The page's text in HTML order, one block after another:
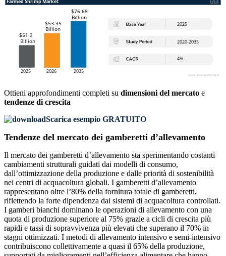
Ottieni approfondimenti completi su dimensioni del mercato e
tendenze di crescita
Scarica esempio GRATUITO
Tendenze del mercato dei gamberetti d’allevamento
Il mercato dei gamberetti d’allevamento sta sperimentando costanti
cambiamenti strutturali guidati dai modelli di consumo,
dall’ottimizzazione della produzione e dalle priorità di sostenibilità
nei centri di acquacoltura globali. I gamberetti d’allevamento
rappresentano oltre l’80% della fornitura totale di gamberetti,
riflettendo la forte dipendenza dai sistemi di acquacoltura controllati.
I gamberi bianchi dominano le operazioni di allevamento con una
quota di produzione superiore al 75% grazie a cicli di crescita più
rapidi e tassi di sopravvivenza più elevati che superano il 70% in
stagni ottimizzati. I metodi di allevamento intensivo e semi-intensivo
contribuiscono collettivamente a quasi il 65% della produzione,